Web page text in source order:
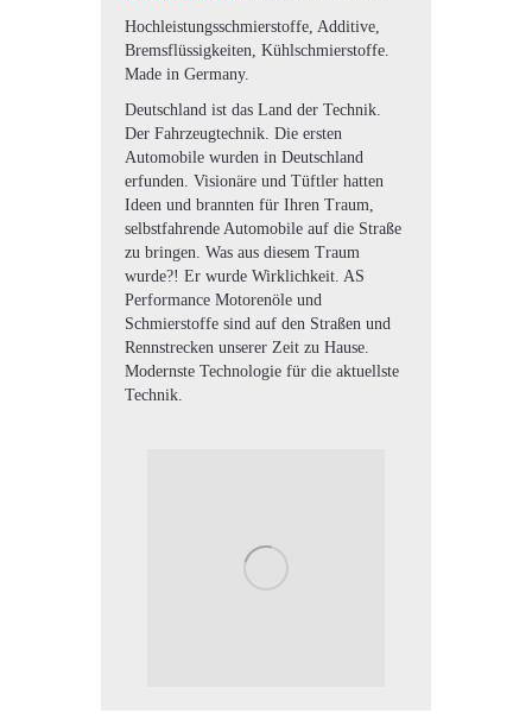
Hochleistungsschmierstoffe, Additive,
Bremsflüssigkeiten, Kühlschmierstoffe.
Made in Germany.
Deutschland ist das Land der Technik.
Der Fahrzeugtechnik. Die ersten
Automobile wurden in Deutschland
erfunden. Visionäre und Tüftler hatten
Ideen und brannten für Ihren Traum,
selbstfahrende Automobile auf die Straße
zu bringen. Was aus diesem Traum
wurde?! Er wurde Wirklichkeit. AS
Performance Motorenöle und
Schmierstoffe sind auf den Straßen und
Rennstrecken unserer Zeit zu Hause.
Modernste Technologie für die aktuellste
Technik.